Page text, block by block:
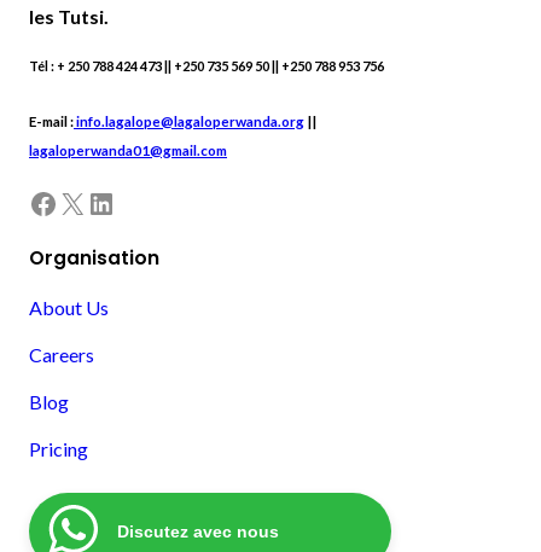
les Tutsi.
Tél : + 250 788 424 473 || +250 735 569 50 || +250 788 953 756
E-mail :info.lagalope@lagaloperwanda.org ||
lagaloperwanda01@gmail.com
Facebook X LinkedIn
Organisation
About Us
Careers
Blog
Pricing
Discutez avec nous